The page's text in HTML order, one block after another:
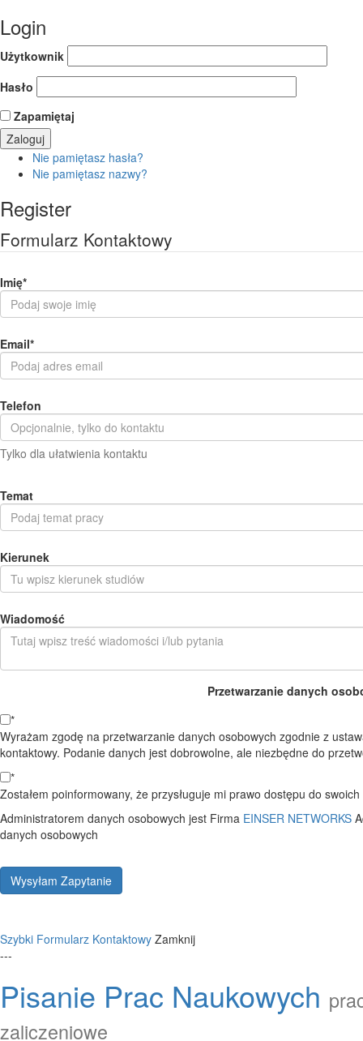
Login
Użytkownik
Hasło
Zapamiętaj
Nie pamiętasz hasła?
Nie pamiętasz nazwy?
Register
Formularz Kontaktowy
Imię*
Email*
Telefon
Tylko dla ułatwienia kontaktu
Temat
Kierunek
Wiadomość
Przetwarzanie danych
*
Wyrażam zgodę na przetwarzanie danych osobowych zgodnie z
kontaktowy. Podanie danych jest dobrowolne, ale niezbędne do
*
Zostałem poinformowany, że przysługuje mi prawo dostępu do
Administratorem danych osobowych jest Firma EINSER NETWORKS
danych osobowych
Wysyłam Zapytanie
Szybki Formularz Kontaktowy Zamknij
---
Pisanie Prac Naukowych
zaliczeniowe